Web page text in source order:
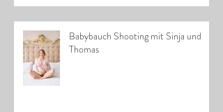
Babybauch Shooting mit Sinja und
Thomas